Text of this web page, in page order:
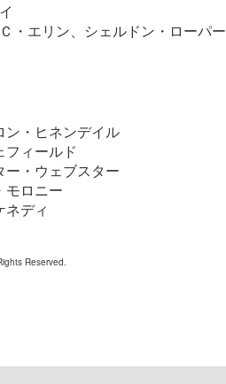
・エリン、シェルドン・ローパー
ン・ヒネンデイル
フィールド
・ウェブスター
モロニー
ディ
Reserved.